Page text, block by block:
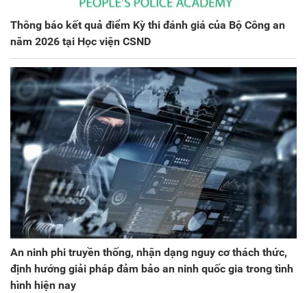
Thông báo kết quả điểm Kỳ thi đánh giá của Bộ Công an
năm 2026 tại Học viện CSND
An ninh phi truyền thống, nhận dạng nguy cơ thách thức,
định hướng giải pháp đảm bảo an ninh quốc gia trong tình
hình hiện nay